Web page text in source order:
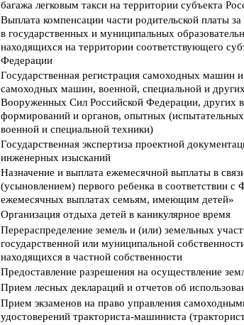
багажа легковым такси на территории субъекта
Выплата компенсации части родительской платы
в государственных и муниципальных
находящихся на территории соответствующего
Федерации
Государственная регистрация самоходных машин
самоходных машин, военной, специальной и
Вооруженных Сил Российской Федерации, других
формирований и органов, опытных
военной и специальной техники)
Государственная экспертиза проектной
инженерных изысканий
Назначение и выплата ежемесячной выплаты в
(усыновлением) первого ребенка в соответствии
ежемесячных выплатах семьям, имеющим детей»
Организация отдыха детей в каникулярное время
Перераспределение земель и (или) земельных
государственной или муниципальной
находящихся в частной собственности
Предоставление разрешения на осуществление
Прием лесных деклараций и отчетов об
Прием экзаменов на право управления
удостоверений тракториста-машиниста